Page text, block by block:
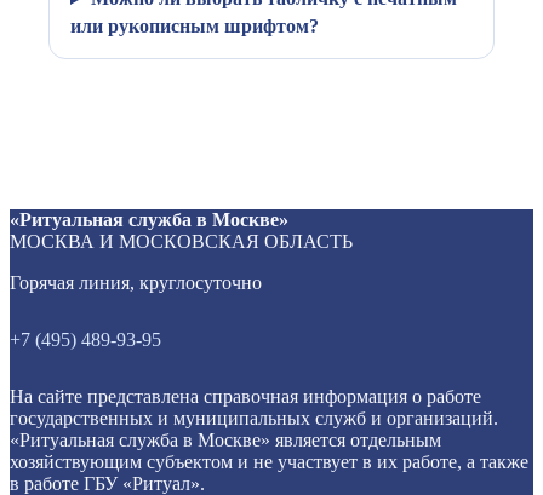
или рукописным шрифтом?
«Ритуальная служба в Москве»
МОСКВА И МОСКОВСКАЯ ОБЛАСТЬ
Горячая линия, круглосуточно
+7 (495) 489-93-95
На сайте представлена справочная информация о работе
государственных и муниципальных служб и организаций.
«Ритуальная служба в Москве» является отдельным
хозяйствующим субъектом и не участвует в их работе, а также
в работе ГБУ «Ритуал».